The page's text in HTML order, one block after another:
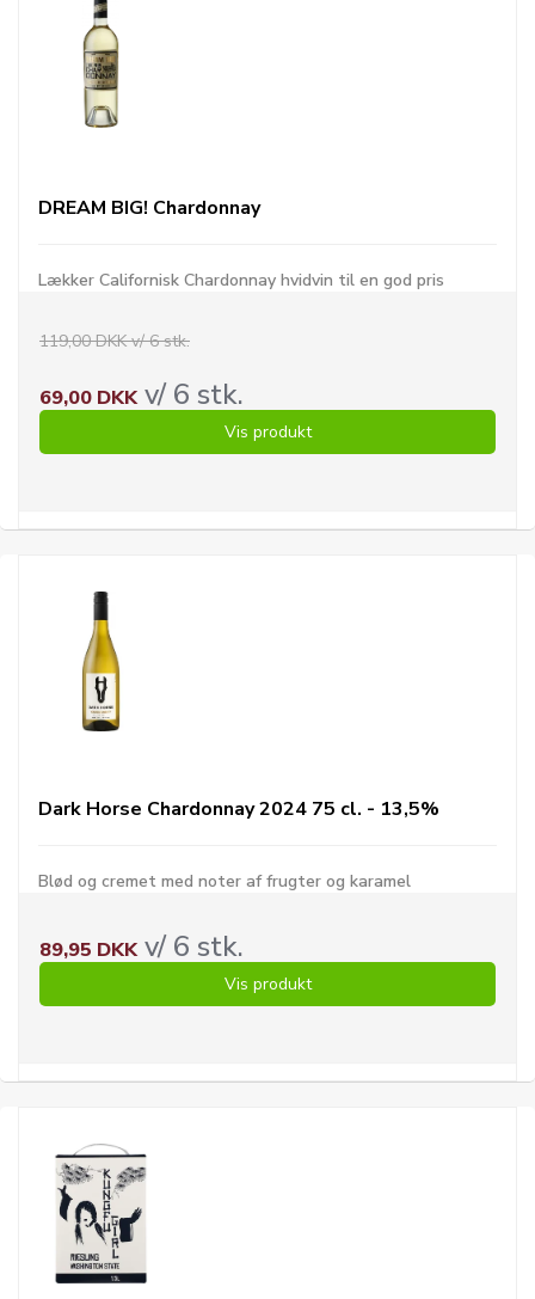
DREAM BIG! Chardonnay
Lækker Californisk Chardonnay hvidvin til en god pris
119,00 DKK v/ 6 stk.
69,00 DKKv/ 6 stk.
Vis produkt
Dark Horse Chardonnay 2024 75 cl. - 13,5%
Blød og cremet med noter af frugter og karamel
89,95 DKKv/ 6 stk.
Vis produkt